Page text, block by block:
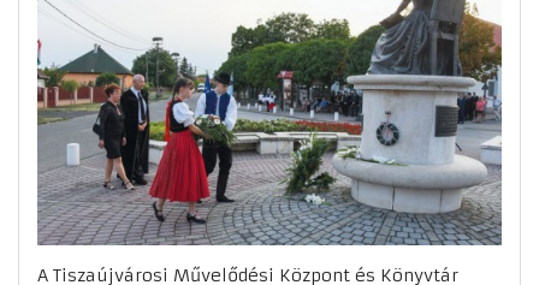
A Tiszaújvárosi Művelődési Központ és Könyvtár